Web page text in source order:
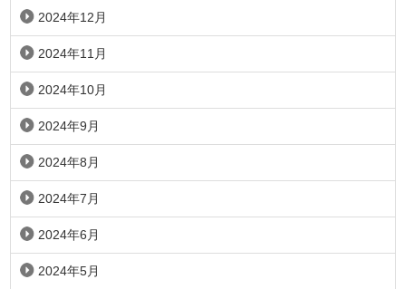
2024年12月
2024年11月
2024年10月
2024年9月
2024年8月
2024年7月
2024年6月
2024年5月